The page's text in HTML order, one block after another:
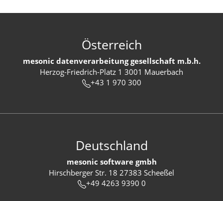
Österreich
mesonic datenverarbeitung gesellschaft m.b.h.
Herzog-Friedrich-Platz 1 3001 Mauerbach
+43 1 970 300
Deutschland
mesonic software gmbh
Hirschberger Str. 18 27383 Scheeßel
+49 4263 9390 0